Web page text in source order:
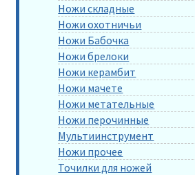
Ножи складные
Ножи охотничьи
Ножи Бабочка
Ножи брелоки
Ножи керамбит
Ножи мачете
Ножи метательные
Ножи перочинные
Мультиинструмент
Ножи прочее
Точилки для ножей